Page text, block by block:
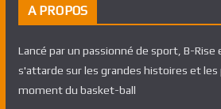
A PROPOS
Lancé par un passionné de sport, B-Rise
s'attarde sur les grandes histoires et
moment du basket-ball